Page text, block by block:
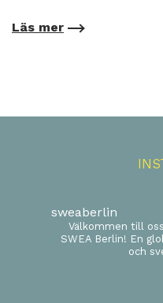
Läs mer
sweaberlin
Välkommen till
SWEA Berlin! En
och